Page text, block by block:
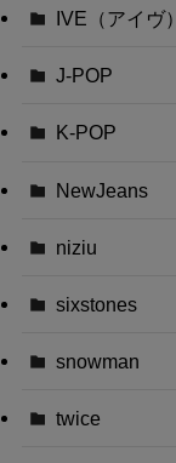
IVE（アイヴ）
J-POP
K-POP
NewJeans
niziu
sixstones
snowman
twice